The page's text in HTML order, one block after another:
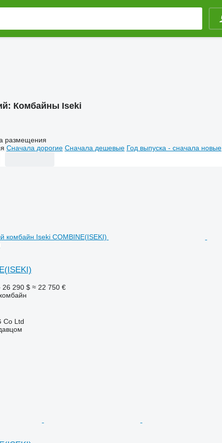
Комбайны Iseki
размещения
Сначала дорогие Сначала дешевые Год выпуска - сначала новые
26 290 $ ≈ 22 750 €
Co Ltd